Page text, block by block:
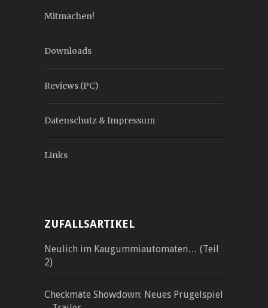
Mitmachen!
Downloads
Reviews (PC)
Datenschutz & Impressum
Links
ZUFALLSARTIKEL
Neulich im Kaugummiautomaten… (Teil
2)
Checkmate Showdown: Neues Prügelspiel